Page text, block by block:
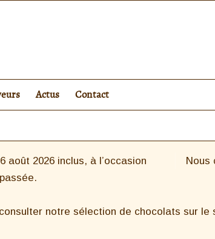
Actus Contact
Nous
2026 inclus, à l’occasion
notre sélection de chocolats sur le